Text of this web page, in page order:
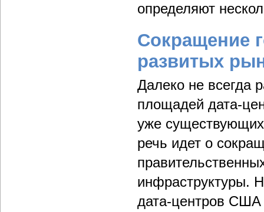
определяют
Сокращение
развитых
Далеко не всегда
площадей дата-
уже
речь идет о
инфраструктуры.
дата-центров США